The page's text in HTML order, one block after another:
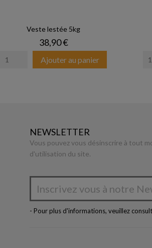
Veste lestée 5kg
Prix
38,90 €
Ajouter au panier
NEWSLETTER
Vous pouvez vous désinscrire à tout
d'utilisation du site.
- Pour plus d'informations, veuillez